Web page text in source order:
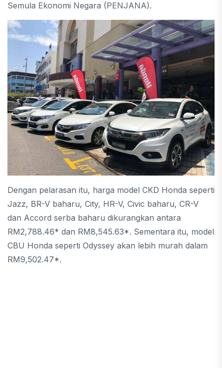
Semula Ekonomi Negara (PENJANA).
Dengan pelarasan itu, harga model CKD Honda seperti
Jazz, BR-V baharu, City, HR-V, Civic baharu, CR-V
dan Accord serba baharu dikurangkan antara
RM2,788.46* dan RM8,545.63*. Sementara itu, model
CBU Honda seperti Odyssey akan lebih murah dalam
RM9,502.47*.